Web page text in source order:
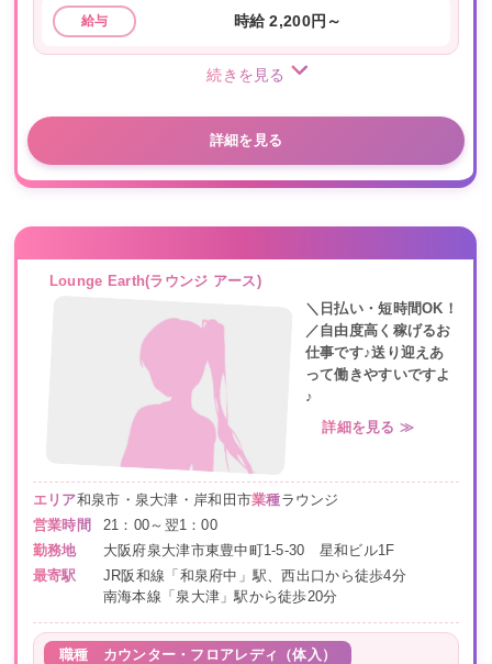
給与 時給 2,200円～
続きを見る
詳細を見る
Lounge Earth(ラウンジ アース)
＼日払い・短時間OK！
／自由度高く稼げるお
仕事です♪送り迎えあ
って働きやすいですよ
♪
詳細を見る ≫
エリア和泉市・泉大津・岸和田市業種ラウンジ
営業時間
21：00～翌1：00
勤務地
大阪府泉大津市東豊中町1-5-30 星和ビル1F
最寄駅
JR阪和線「和泉府中」駅、西出口から徒歩4分
南海本線「泉大津」駅から徒歩20分
職種 カウンター・フロアレディ（体入）